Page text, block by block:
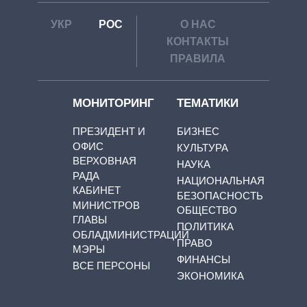
УКР РОС
О НАС
КОНТАКТЫ
ПРАВИЛА
МОНИТОРИНГ
ПРЕЗИДЕНТ И
ОФИС
ВЕРХОВНАЯ
РАДА
КАБИНЕТ
МИНИСТРОВ
ГЛАВЫ
ОБЛАДМИНИСТРАЦИЙ
МЭРЫ
ВСЕ ПЕРСОНЫ
ТЕМАТИКИ
БИЗНЕС
КУЛЬТУРА
НАУКА
НАЦИОНАЛЬНАЯ
БЕЗОПАСНОСТЬ
ОБЩЕСТВО
ПОЛИТИКА
ПРАВО
ФИНАНСЫ
ЭКОНОМИКА